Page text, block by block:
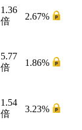
1.36
倍
2.67%
5.77
倍
1.86%
1.54
倍
3.23%